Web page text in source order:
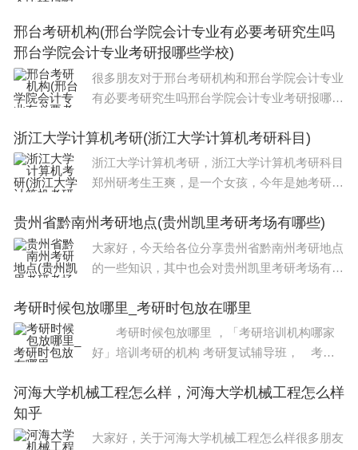
今天就来为大家分析分析，现在让我们一起来看
看吧！如果解决了您的问题，还望您关注下本
邢台考研机构(邢台学院会计专业有必要考研究生吗
邢台学院会计专业考研报哪些学校)
很多朋友对于邢台考研机构和邢台学院会计专业
有必要考研究生吗邢台学院会计专业考研报哪些
可以帮助到大家，下面一起来看看吧！本文目录
河北护理学单招院校排名邢台学院会计
浙江大学计算机考研(浙江大学计算机考研科目)
浙江大学计算机考研，浙江大学计算机考研科目
郑州研考生王爽，是一个女孩，今年是她考研二
广东某211大学。这几天王爽赴广州参加复试，
她愤愤不平地告诉我，说这个学校复试有猫腻，
她
贵州省黔南州考研地点(贵州凯里考研考场有哪些)
大家好，今天给各位分享贵州省黔南州考研地点
的一些知识，其中也会对贵州凯里考研考场有哪
决你现在面临的问题，别忘了关注本站，现在就
马上开始吧！本文目录贵州凯里考研考场有哪
考研时候包放哪里_考研时包放在哪里
考研时候包放哪里 ，「考研培训机构哪家
好」培训考研的机构 考研复试辅导班， 考研
考研资料是必不可少的学习工具之一，而如何获
河海大学机械工程怎么样，河海大学机械工程怎么样
知乎
大家好，关于河海大学机械工程怎么样很多朋友